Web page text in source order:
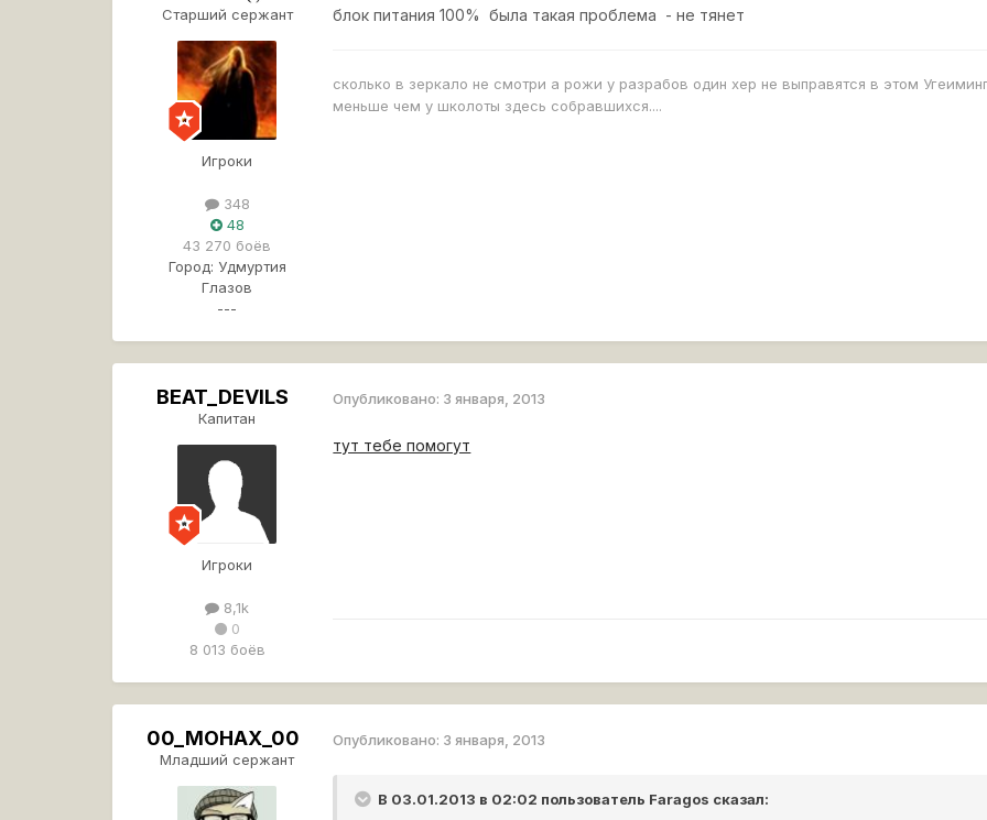
Старший сержант
Игроки
348
48
43 270 боёв
Город: Удмуртия
Глазов
---
блок питания 100% была такая проблема - не тянет
сколько в зеркало не смотри а рожи у разрабов один хер не выправятся в этом
меньше чем у школоты здесь собравшихся....
BEAT_DEVILS
Капитан
Игроки
8,1k
0
8 013 боёв
Опубликовано: 3 января, 2013
тут тебе помогут
00_MOHAX_00
Младший сержант
Опубликовано: 3 января, 2013
В 03.01.2013 в 02:02 пользователь Faragos сказал: